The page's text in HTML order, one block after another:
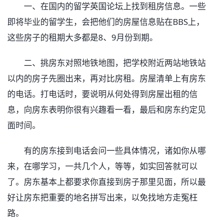
一、在国内的留学英国论坛上找到租房信息。一些
即将毕业的留学生，会把他们的房屋信息贴在BBS上，
这些房子的租期大多都是8、9月份到期。
二、挑房东对照地铁地图，把学校附近两站地铁站
以内的房子先圈出来，再对比房租。房屋清单上有房东
的电话。打电话时，要说明从何处得到房屋出租的信
息，向房东表明你很有兴趣看一看，最后和房东约定见
面时间。
有的房东接到电话会问一些具体情况，诸如你从哪
来，在哪学习，一共几个人，等等，如实回答就可以
了。房东基本上都要求你直接到房子那里见面，所以最
好让房东把重要的地名拼写出来，以免找地方走冤枉
路。